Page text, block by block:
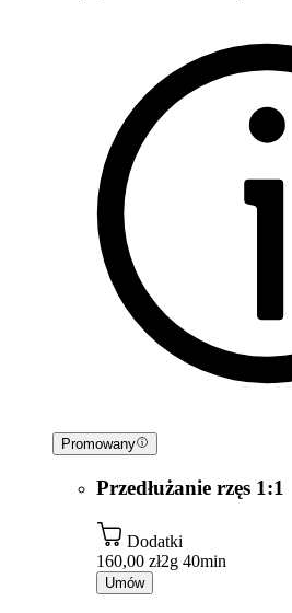
Promowany
Przedłużanie rzęs 1:1
Dodatki
160,00 zł2g 40min
Umów